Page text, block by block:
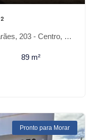
São Lourenço do Sul-RS
89 m²
Pronto para Morar